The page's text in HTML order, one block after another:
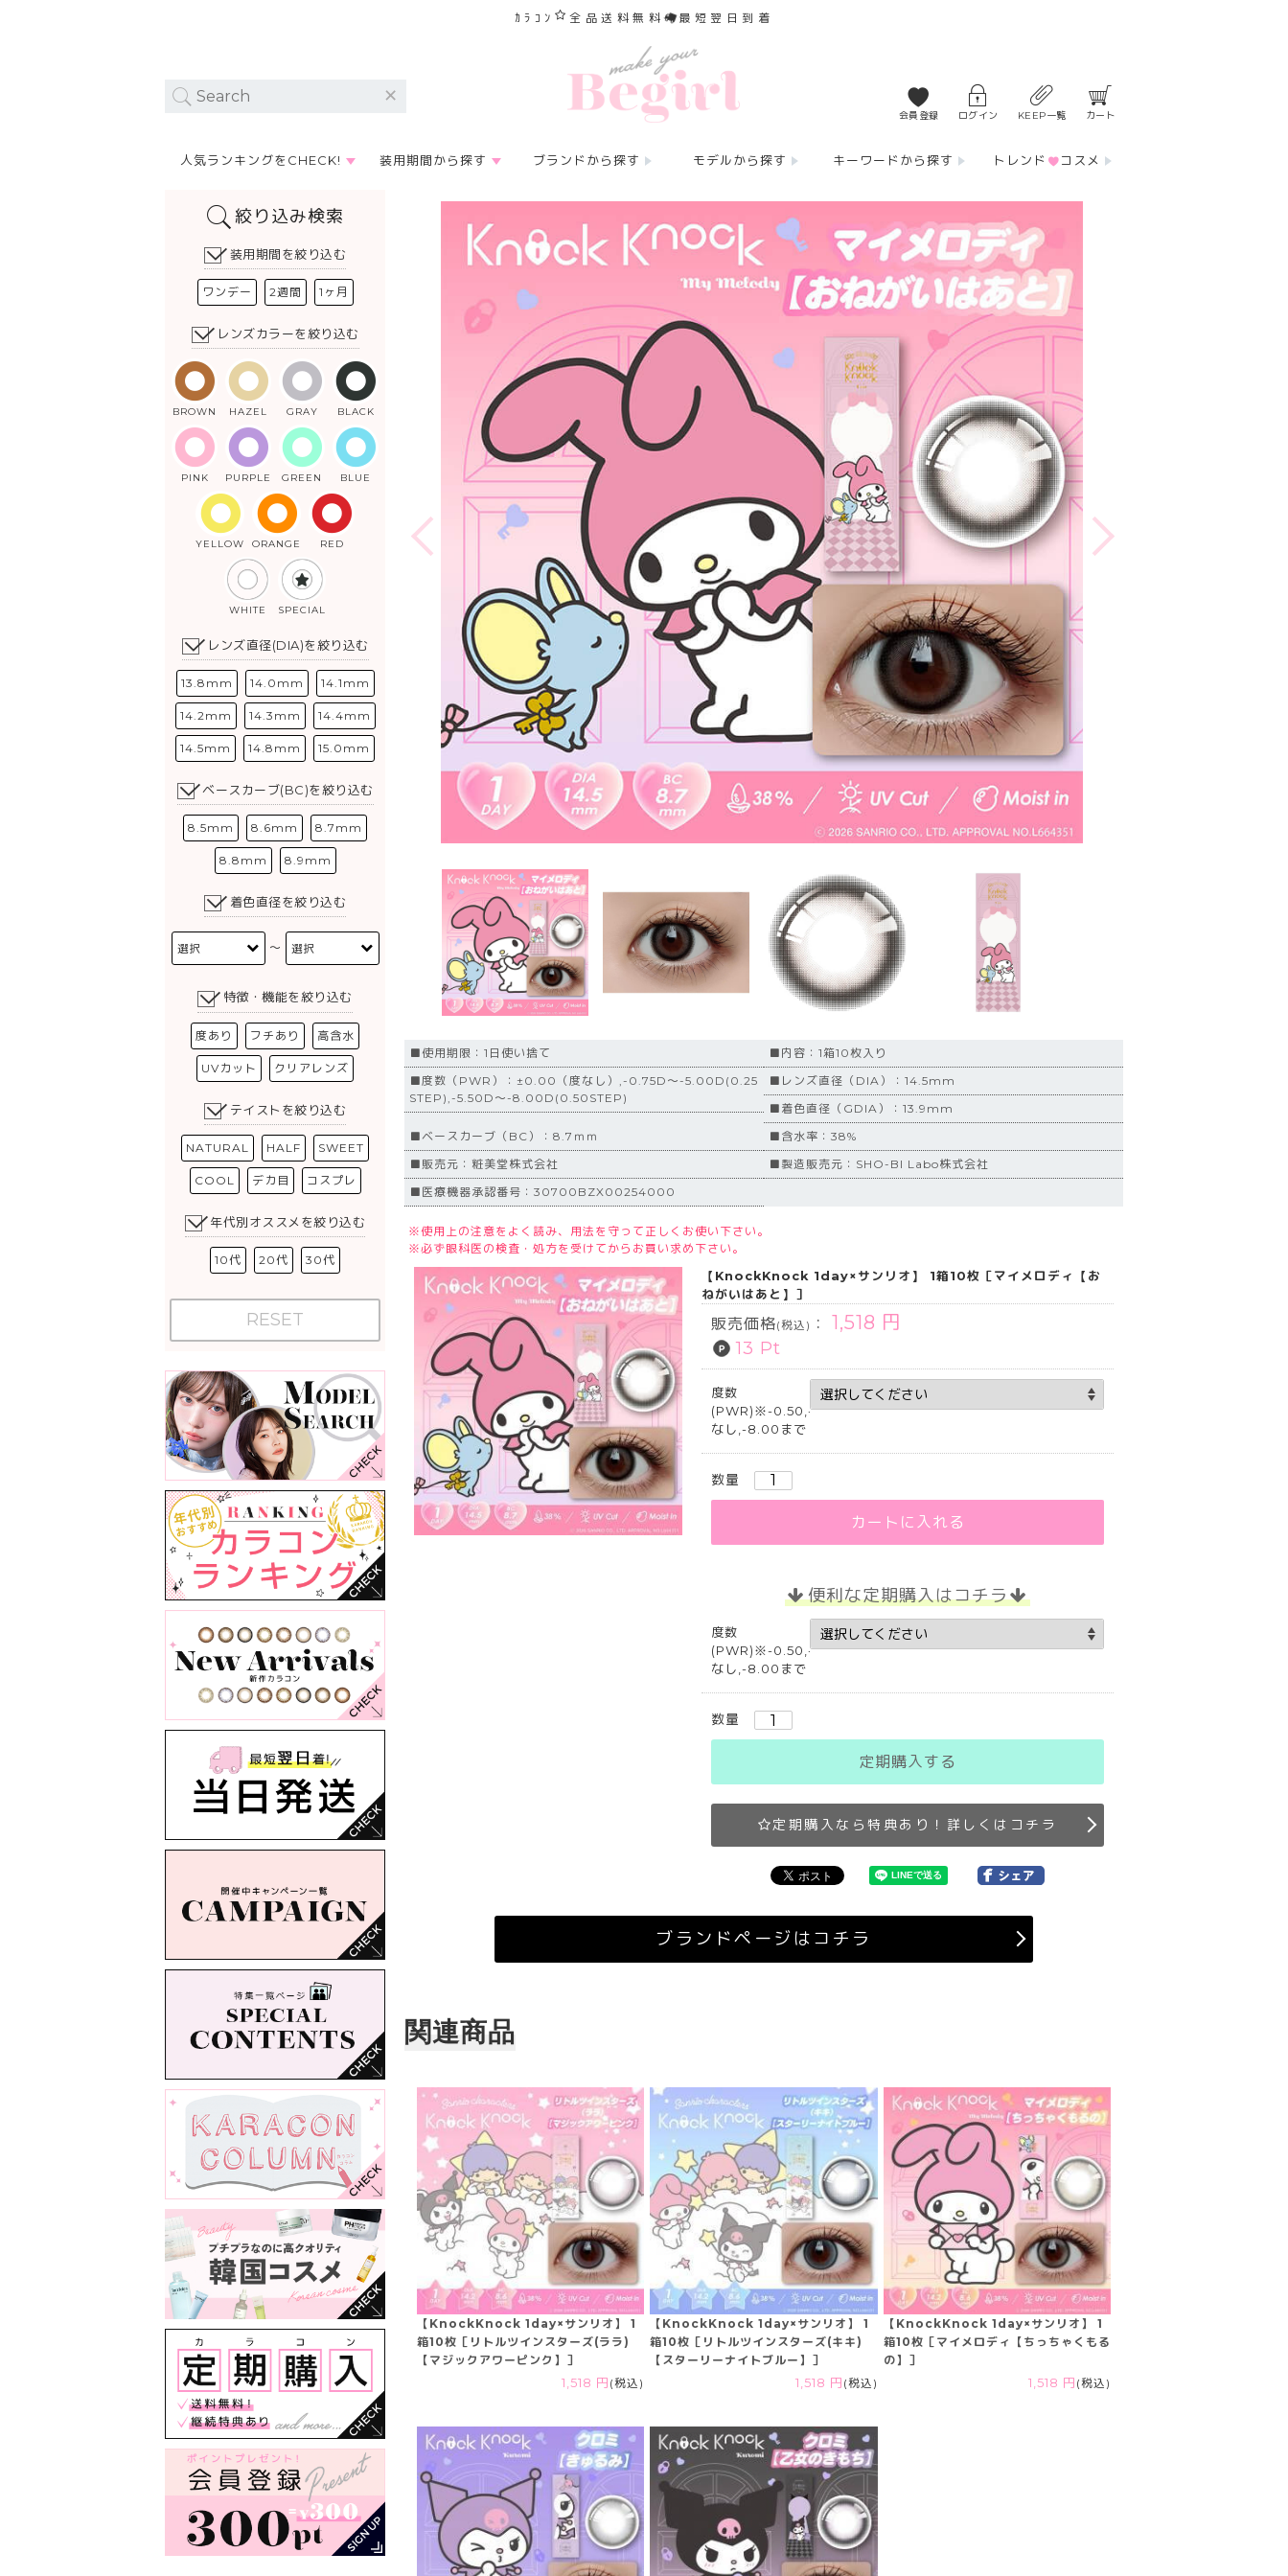
ｶﾗｺﾝ 全品送料無料 最短翌日到着
会員登録 ログイン KEEP一覧 カート
人気ランキングをCHECK! 装用期間から探す ブランドから探す モデルから探す キーワードから探す トレンド コスメ
絞り込み検索
装用期間を絞り込む
ワンデー 2週間 1ヶ月
レンズカラーを絞り込む
BROWN HAZEL GRAY BLACK
PINK PURPLE GREEN BLUE
YELLOW ORANGE RED
WHITE SPECIAL
レンズ直径(DIA)を絞り込む
13.8mm 14.0mm 14.1mm
14.2mm 14.3mm 14.4mm
14.5mm 14.8mm 15.0mm
ベースカーブ(BC)を絞り込む
8.5mm 8.6mm 8.7mm
8.8mm 8.9mm
着色直径を絞り込む
〜
特徴・機能を絞り込む
度あり フチあり 高含水
UVカット クリアレンズ
テイストを絞り込む
NATURAL HALF SWEET
COOL デカ目 コスプレ
年代別オススメを絞り込む
10代 20代 30代
RESET
■使用期限：1日使い捨て
■内容：1箱10枚入り
■度数（PWR）：±0.00（度なし）,-0.75D～-5.00D(0.25
STEP),-5.50D～-8.00D(0.50STEP)
■レンズ直径（DIA）：14.5mm
■着色直径（GDIA）：13.9mm
■ベースカーブ（BC）：8.7ｍｍ
■含水率：38%
■販売元：粧美堂株式会社
■製造販売元：SHO-BI Labo株式会社
■医療機器承認番号：30700BZX00254000
※使用上の注意をよく読み、用法を守って正しくお使い下さい。
※必ず眼科医の検査・処方を受けてからお買い求め下さい。
【KnockKnock 1day×サンリオ】 1箱10枚［マイメロディ【お
ねがいはあと】］
販売価格(税込) ： 1,518 円
13 Pt
度数
(PWR)※-0.50,-5.25,-5.75
なし,-8.00まで
数量
カートに入れる
便利な定期購入はコチラ
度数
(PWR)※-0.50,-5.25,-5.75
なし,-8.00まで
数量
定期購入する
定期購入なら特典あり！詳しくはコチラ
ブランドページはコチラ
関連商品
【KnockKnock 1day×サンリオ】 1
箱10枚［リトルツインスターズ(ララ)
【マジックアワーピンク】］
1,518 円 (税込)
【KnockKnock 1day×サンリオ】 1
箱10枚［リトルツインスターズ(キキ)
【スターリーナイトブルー】］
1,518 円 (税込)
【KnockKnock 1day×サンリオ】 1
箱10枚［マイメロディ【ちっちゃくもる
の】］
1,518 円 (税込)